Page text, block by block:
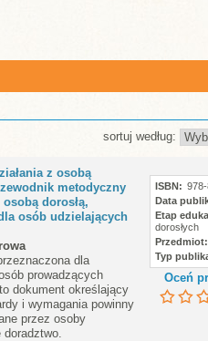
sortuj według:
z osobą
metodyczny
dorosłą,
osób udzielających
dla
prowadzących
dokument określający
i wymagania powinny
przez osoby
doradztwo.
ISBN
Data
Etap
dorosłych
Przedmiot
Typ
Oceń